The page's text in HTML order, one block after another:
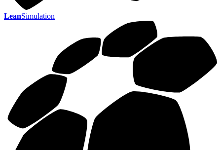
LeanSimulation